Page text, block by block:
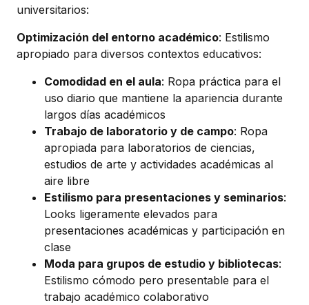
universitarios:
Optimización del entorno académico: Estilismo
apropiado para diversos contextos educativos:
Comodidad en el aula: Ropa práctica para el
uso diario que mantiene la apariencia durante
largos días académicos
Trabajo de laboratorio y de campo: Ropa
apropiada para laboratorios de ciencias,
estudios de arte y actividades académicas al
aire libre
Estilismo para presentaciones y seminarios:
Looks ligeramente elevados para
presentaciones académicas y participación en
clase
Moda para grupos de estudio y bibliotecas:
Estilismo cómodo pero presentable para el
trabajo académico colaborativo